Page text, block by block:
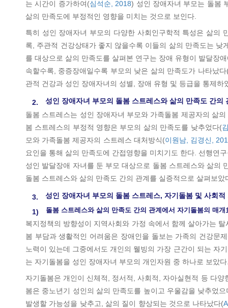
는 시간이 증가하여(심석순, 2018) 성인 장애자녀 부모는 돌봄
삶의 만족도에 부정적인 영향을 미치는 것으로 보인다.
특히 성인 장애자녀 부모의 다양한 사회인구학적 특성은 삶의
록, 주관적 건강상태가 좋지 않을수록 이들의 삶의 만족도는 낮
를 대상으로 삶의 만족도를 살펴본 연구는 장애 유형이 발달장
속할수록, 중증장애일수록 부모의 낮은 삶의 만족도가 나타났다
관적 건강과 성인 장애자녀의 성별, 장애 유형 및 등급을 통제하
2.
성인 장애자녀 부모의 돌봄 스트레스와 삶의 만족도 간의
돌봄 스트레스는 성인 장애자녀 부모와 가족돌봄 제공자의 삶
봄 스트레스의 부정적 영향은 부모의 삶의 만족도를 낮추었다(
모와 가족돌봄 제공자의 스트레스 대처방식(이원남, 김경신,
요인을 통해 삶의 만족도에 간접영향을 미치기도 한다. 선행연
성인 발달장애 자녀를 둔 부모 대상으로 돌봄 스트레스와 삶의
돌봄 스트레스와 삶의 만족도 간의 관계를 실증적으로 살펴보았
3.
성인 장애자녀 부모의 돌봄 스트레스, 자기돌봄 및 사회
1)
돌봄 스트레스와 삶의 만족도 간의 관계에서 자기돌봄의 매개
복지정책의 방향성이 지역사회와 가정 속에서 함께 살아가는
봄 부담과 생활적인 어려움은 장애인을 돌보는 가족의 건강문
노력이 있는데 그중에서도 개인의 웰빙의 가장 근간이 되는 자
는 자기돌봄을 성인 장애자녀 부모의 개인자원 중 하나로 보았
자기돌봄은 개인이 신체적, 정서적, 사회적, 자아실현적 등 다
봄은 중노년기 성인의 삶의 만족도를 높이고 우울감을 낮추었으
발생할 가능성을 낮추고, 삶의 질이 향상되는 것으로 나타났다(